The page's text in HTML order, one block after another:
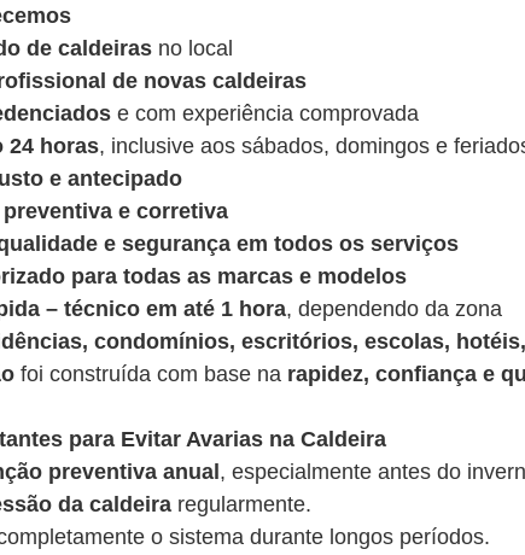
de caldeiras no local
de novas caldeiras
e com experiência comprovada
24 horas, inclusive aos sábados, domingos e
e antecipado
e corretiva
e segurança em todos os serviços
para todas as marcas e modelos
– técnico em até 1 hora, dependendo da zona
condomínios, escritórios, escolas,
foi construída com base na rapidez, confiança e
para Evitar Avarias na Caldeira
preventiva anual , especialmente antes do
da caldeira regularmente.
o sistema durante longos períodos.